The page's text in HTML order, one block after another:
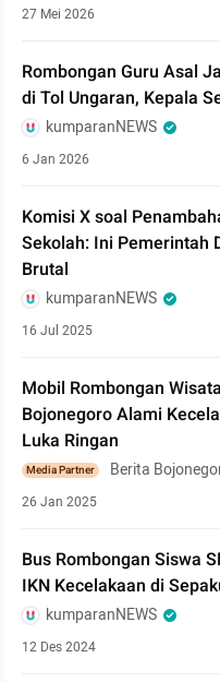
27 Mei 2026
Rombongan Guru Asal
di Tol Ungaran, Kepala
kumparanNEWS
6 Jan 2026
Komisi X soal
Sekolah: Ini Pemerintah
Brutal
kumparanNEWS
16 Jul 2025
Mobil Rombongan
Bojonegoro Alami
Luka Ringan
Media Partner Berita
26 Jan 2025
Bus Rombongan Siswa
IKN Kecelakaan di
kumparanNEWS
12 Des 2024